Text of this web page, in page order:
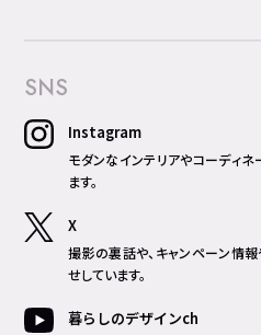
SNS
Instagram
モダンなインテリアやコーディ
ます。
X
撮影の裏話や、キャンペーン情
せしています。
暮らしのデザインch